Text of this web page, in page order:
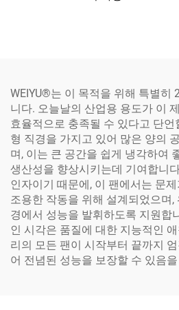
WEIYU®는 이 목적을 위해 특별히
니다. 오늘날의 산업용 용도가 이
효율적으로 충족될 수 있다고 단언
형 직경을 가지고 있어 많은 양의
며, 이는 큰 공간을 쉽게 냉각하여
생산성을 향상시키는데 기여합니
인자이기 때문에, 이 팬에서는 문
조용한 작동을 위해 설계되었으며
경에서 성능을 발휘하도록 지원합
인 시각은 품질에 대한 지능적인
리의 모든 팬이 시작부터 끝까지
어 전념된 성능을 보장할 수 있음